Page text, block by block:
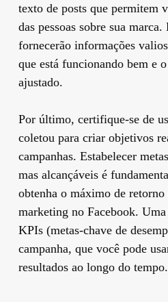
texto de posts que permitem
das pessoas sobre sua
fornecerão informações
que está funcionando bem e
ajustado.
Por último, certifique-se de
coletou para criar objetivos
campanhas. Estabelecer
mas alcançáveis ​​é
obtenha o máximo de
marketing no Facebook.
KPIs (metas-chave de
campanha, que você pode
resultados ao longo do tempo.